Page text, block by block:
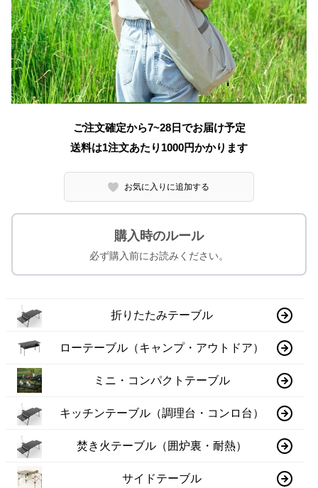
ご注文確定から7~28日でお届け予定
送料は1注文あたり 1000円かかります
お気に入りに追加する
購入時のルール
必ず購入前にお読みください。
折りたたみテーブル
ローテーブル（キャンプ・アウトドア）
ミニ・コンパクトテーブル
キッチンテーブル（調理台・コンロ台）
焚き火テーブル（囲炉裏・耐熱）
サイドテーブル